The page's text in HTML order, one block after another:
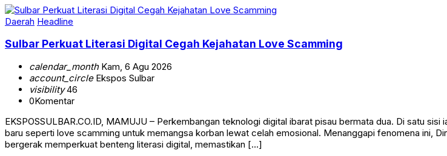
Daerah Headline
Sulbar Perkuat Literasi Digital Cegah Kejahatan Love Scamming
calendar_monthKam, 6 Agu 2026
account_circleEkspos Sulbar
visibility46
0Komentar
EKSPOSSULBAR.CO.ID, MAMUJU – Perkembangan teknologi digital ibarat pisau bermata dua. Di satu
baru seperti love scamming untuk memangsa korban lewat celah emosional. Menanggapi fenomena ini,
bergerak memperkuat benteng literasi digital, memastikan […]